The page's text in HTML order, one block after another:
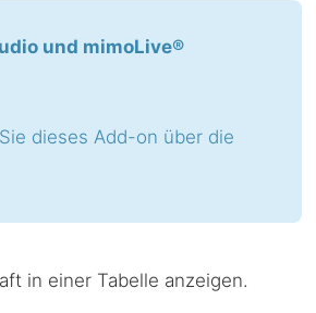
und mimoLive®
dieses Add-on über die
in einer Tabelle anzeigen.